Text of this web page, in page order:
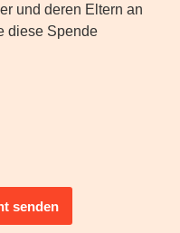
und deren Eltern an
diese Spende
senden